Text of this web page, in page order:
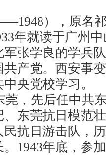
），原名
年就读于广州
张学良的学兵
共产党。西安事
央党校学习。
，先后任中共
东莞抗日模范
民抗日游击队，
1943年底，参